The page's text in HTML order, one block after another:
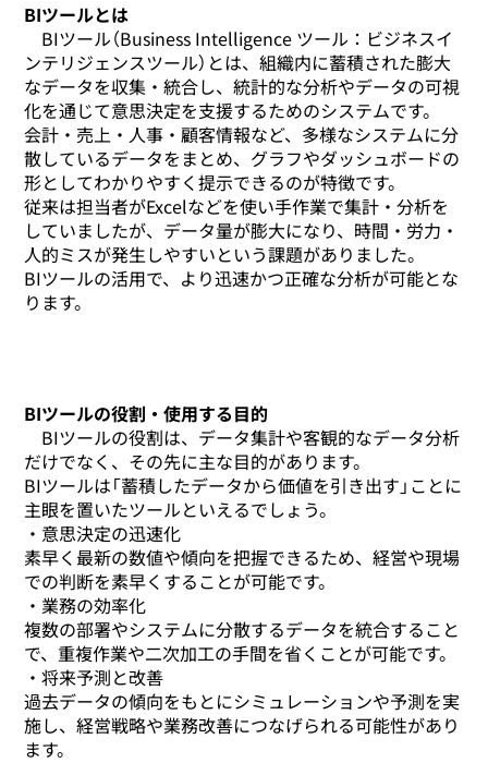
BIツールとは
BIツール（Business Intelligence ツール：ビジネスイ
ンテリジェンスツール）とは、組織内に蓄積された膨大
なデータを収集・統合し、統計的な分析やデータの可視
化を通じて意思決定を支援するためのシステムです。
会計・売上・人事・顧客情報など、多様なシステムに分
散しているデータをまとめ、グラフやダッシュボードの
形としてわかりやすく提示できるのが特徴です。
従来は担当者がExcelなどを使い手作業で集計・分析を
していましたが、データ量が膨大になり、時間・労力・
人的ミスが発生しやすいという課題がありました。
BIツールの活用で、より迅速かつ正確な分析が可能とな
ります。
BIツールの役割・使用する目的
BIツールの役割は、データ集計や客観的なデータ分析
だけでなく、その先に主な目的があります。
BIツールは「蓄積したデータから価値を引き出す」ことに
主眼を置いたツールといえるでしょう。
・意思決定の迅速化
素早く最新の数値や傾向を把握できるため、経営や現場
での判断を素早くすることが可能です。
・業務の効率化
複数の部署やシステムに分散するデータを統合すること
で、重複作業や二次加工の手間を省くことが可能です。
・将来予測と改善
過去データの傾向をもとにシミュレーションや予測を実
施し、経営戦略や業務改善につなげられる可能性があり
ます。